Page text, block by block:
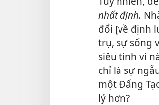
nhất định.
đổi [về định
trụ, sự sống
siêu tinh vi
chỉ là sự
một Đấng
lý hơn?